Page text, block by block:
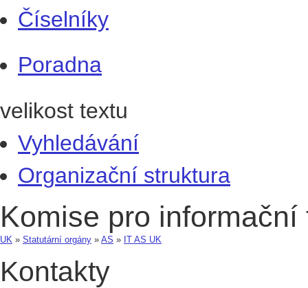
Číselníky
Poradna
velikost textu
Vyhledávání
Organizační struktura
Komise pro
UK » Statutární orgány » AS » IT AS UK
Kontakty